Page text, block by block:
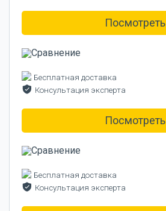
Посмотреть
Бесплатная доставка
Консультация эксперта
Посмотреть
Бесплатная доставка
Консультация эксперта